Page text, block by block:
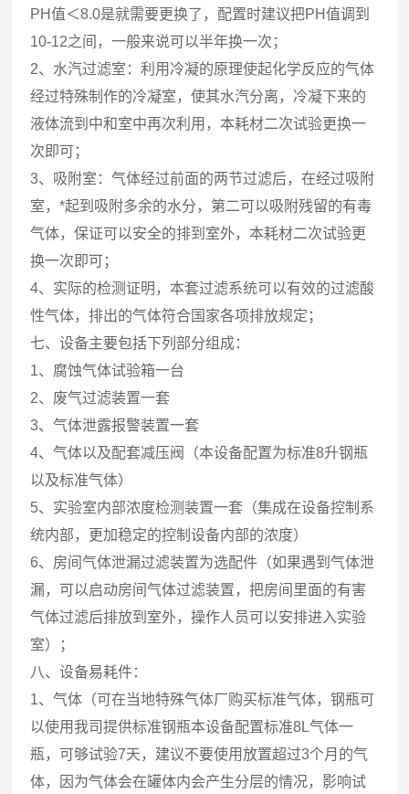
PH值＜8.0是就需要更换了，配置时建议把PH值调到
10-12之间，一般来说可以半年换一次；
2、水汽过滤室：利用冷凝的原理使起化学反应的气体
经过特殊制作的冷凝室，使其水汽分离，冷凝下来的
液体流到中和室中再次利用，本耗材二次试验更换一
次即可；
3、吸附室：气体经过前面的两节过滤后，在经过吸附
室，*起到吸附多余的水分，第二可以吸附残留的有毒
气体，保证可以安全的排到室外，本耗材二次试验更
换一次即可；
4、实际的检测证明，本套过滤系统可以有效的过滤酸
性气体，排出的气体符合国家各项排放规定；
七、设备主要包括下列部分组成：
1、腐蚀气体试验箱一台
2、废气过滤装置一套
3、气体泄露报警装置一套
4、气体以及配套减压阀（本设备配置为标准8升钢瓶
以及标准气体）
5、实验室内部浓度检测装置一套（集成在设备控制系
统内部，更加稳定的控制设备内部的浓度）
6、房间气体泄漏过滤装置为选配件（如果遇到气体泄
漏，可以启动房间气体过滤装置，把房间里面的有害
气体过滤后排放到室外，操作人员可以安排进入实验
室）；
八、设备易耗件：
1、气体（可在当地特殊气体厂购买标准气体，钢瓶可
以使用我司提供标准钢瓶本设备配置标准8L气体一
瓶，可够试验7天，建议不要使用放置超过3个月的气
体，因为气体会在罐体内会产生分层的情况，影响试